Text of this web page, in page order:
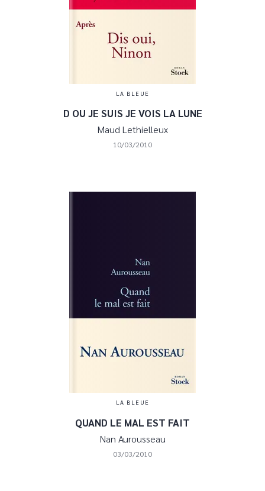
LA BLEUE
D OU JE SUIS JE VOIS LA LUNE
Maud Lethielleux
10/03/2010
LA BLEUE
QUAND LE MAL EST FAIT
Nan Aurousseau
03/03/2010